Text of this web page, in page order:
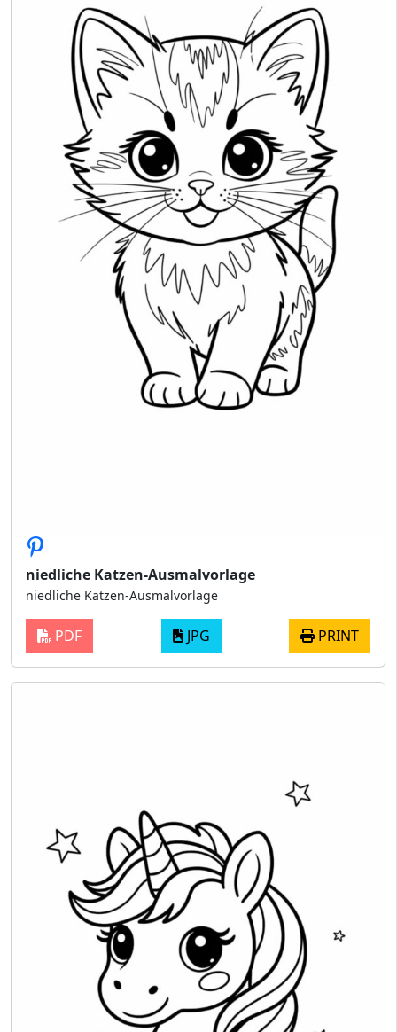
niedliche Katzen-Ausmalvorlage
niedliche Katzen-Ausmalvorlage
PDF JPG PRINT